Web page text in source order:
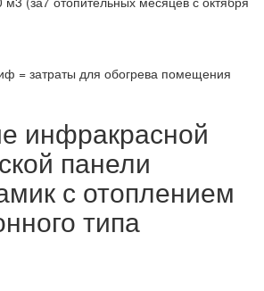
= затраты для обогрева помещения
инфракрасной
панели
с отоплением
типа